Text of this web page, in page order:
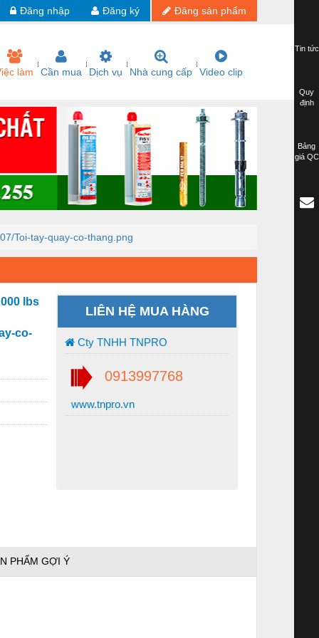
Đăng sản phẩm
Đăng ký
Đăng nhập
làm Cần mua Dịch vụ Nhà cung cấp Video clip
Toi-tay-quay-co-thang.png
lbs
co-
LIÊN HỆ MUA HÀNG
Cty TNHH TNPRO
0913997768
www.tnpro.vn
PHẨM GỢI Ý
Tin tức
Quy
định
Bảng
giá QC